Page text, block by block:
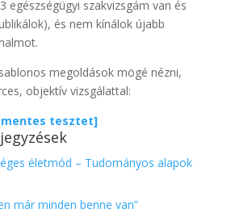
egészségügyi szakvizsgám van és
és nem kínálok újabb
megoldások mögé nézni,
objektív vizsgálattal:
tesztet]
életmód – Tudományos alapok
már minden benne van”